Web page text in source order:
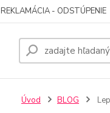
REKLAMÁCIA - ODSTÚPENIE
Úvod BLOG